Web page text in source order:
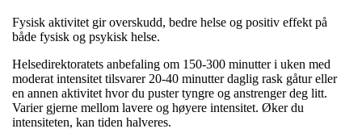
Fysisk aktivitet gir overskudd, bedre helse og positiv effekt på
både fysisk og psykisk helse.
Helsedirektoratets anbefaling om 150-300 minutter i uken med
moderat intensitet tilsvarer 20-40 minutter daglig rask gåtur eller
en annen aktivitet hvor du puster tyngre og anstrenger deg litt.
Varier gjerne mellom lavere og høyere intensitet. Øker du
intensiteten, kan tiden halveres.